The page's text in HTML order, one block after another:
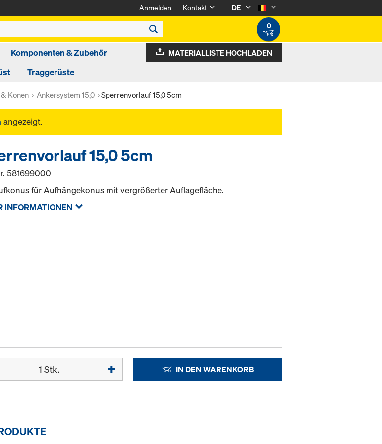
Anmelden Kontakt
DE
0
Komponenten & Zubehör
Traggerüste
MATERIALLISTE HOCHLADEN
Konen Ankersystem 15,0 Sperrenvorlauf 15,0 5cm
angezeigt.
15,0 5cm
581699000
für Aufhängekonus mit vergrößerter Auflagefläche.
INFORMATIONEN
IN DEN WARENKORB